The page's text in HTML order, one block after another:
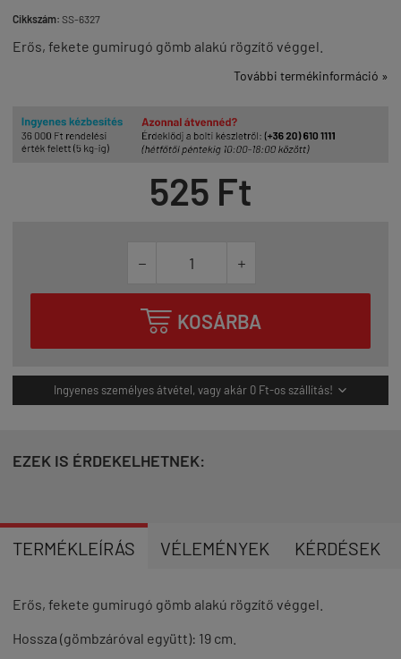
Cikkszám: SS-6327
Erős, fekete gumirugó gömb alakú rögzítő véggel.
További termékinformáció »
525 Ft
 
 KOSÁRBA
Ingyenes személyes átvétel, vagy akár 0 Ft-os szállítás! 
EZEK IS ÉRDEKELHETNEK:
TERMÉKLEÍRÁS VÉLEMÉNYEK KÉRDÉSEK
Erős, fekete gumirugó gömb alakú rögzítő véggel.
Hossza (gömbzáróval együtt): 19 cm.